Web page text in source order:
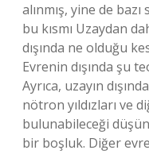
alınmış, yine de
bu kısmı Uzaydan
dışında ne olduğu
Evrenin dışında şu
Ayrıca, uzayın
nötron yıldızları ve
bulunabileceği
bir boşluk. Diğer